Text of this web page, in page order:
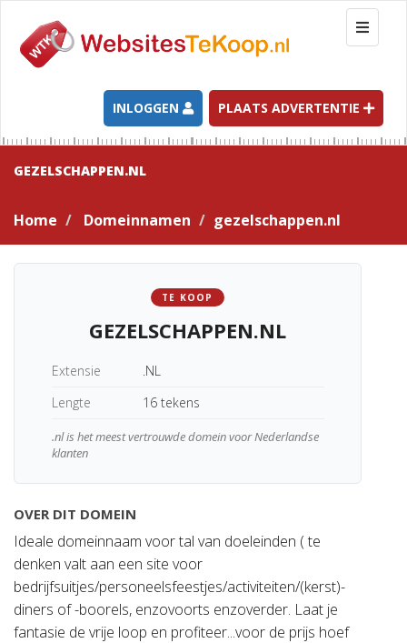
T
o
g
l
e
n
a
t
INLOGGEN PLAATS ADVERTENTIE
GEZELSCHAPPEN.NL
Home Domeinnamen gezelschappen.nl
TE KOOP
GEZELSCHAPPEN.NL
Extensie
.NL
Lengte
16 tekens
.nl is het meest vertrouwde domein voor Nederlandse
klanten
OVER DIT DOMEIN
Ideale domeinnaam voor tal van doeleinden ( te
denken valt aan een site voor
bedrijfsuitjes/personeelsfeestjes/activiteiten/(kerst)-
diners of -boorels, enzovoorts enzoverder. Laat je
fantasie de vrije loop en profiteer...voor de prijs hoef